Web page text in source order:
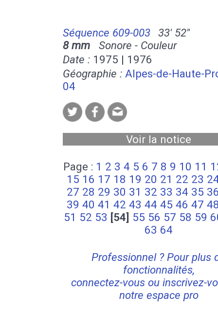
Séquence 609-003
33' 52''
8 mm Sonore - Couleur
Date : 1975 | 1976
Géographie : Alpes-de-Haute-
04
Voir la notice
Page : 1 2 3 4 5 6 7 8 9 10 11
15 16 17 18 19 20 21 22 23
27 28 29 30 31 32 33 34 35
39 40 41 42 43 44 45 46 47
51 52 53 [54] 55 56 57 58 59
63 64
Professionnel ? Pour plus
fonctionnalités,
connectez-vous ou inscrivez-
notre espace pro